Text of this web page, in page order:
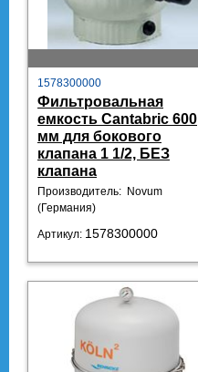
1578300000
Фильтровальная
емкость Cantabric 600
мм для бокового
клапана 1 1/2, БЕЗ
клапана
Производитель: Novum
(Германия)
Артикул: 1578300000